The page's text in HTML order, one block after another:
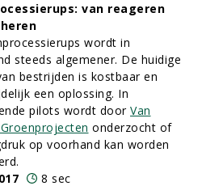
van reageren
wordt in
steeds algemener. De huidige
bestrijden is kostbaar en
een oplossing. In
pilots wordt door Van
onderzocht of
op voorhand kan worden
8 sec